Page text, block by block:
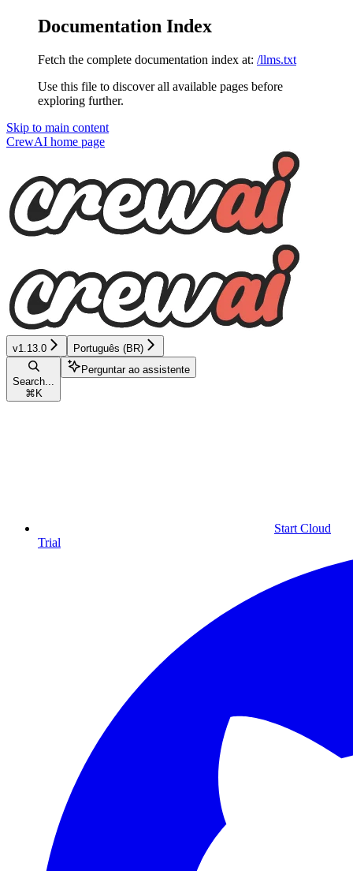
Documentation Index
Fetch the complete documentation index at: /llms.txt
Use this file to discover all available pages before
exploring further.
Skip to main content
CrewAI home page
v1.13.0 Português (BR)
Search...
⌘ K
Perguntar ao assistente
Start Cloud
Trial